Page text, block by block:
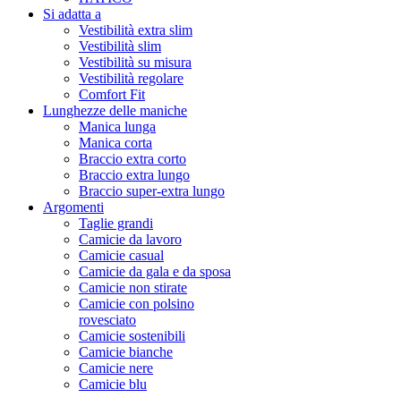
Si adatta a
Vestibilità extra slim
Vestibilità slim
Vestibilità su misura
Vestibilità regolare
Comfort Fit
Lunghezze delle maniche
Manica lunga
Manica corta
Braccio extra corto
Braccio extra lungo
Braccio super-extra lungo
Argomenti
Taglie grandi
Camicie da lavoro
Camicie casual
Camicie da gala e da sposa
Camicie non stirate
Camicie con polsino
rovesciato
Camicie sostenibili
Camicie bianche
Camicie nere
Camicie blu